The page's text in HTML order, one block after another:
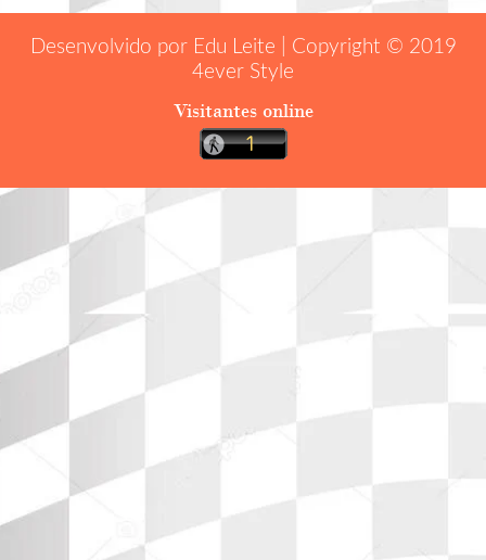
Desenvolvido por Edu Leite | Copyright © 2019
4ever Style
Visitantes online